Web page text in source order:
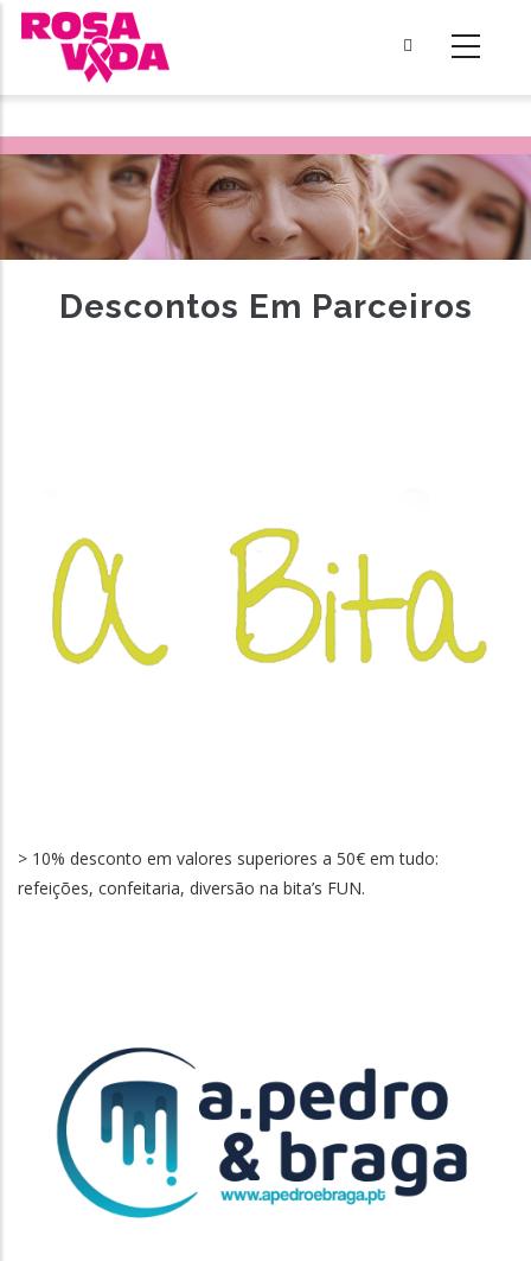
Passar
para
conteúdo
principal
Descontos Em Parceiros
> 10% desconto em valores superiores a 50€ em tudo:
refeições, confeitaria, diversão na bita’s FUN.